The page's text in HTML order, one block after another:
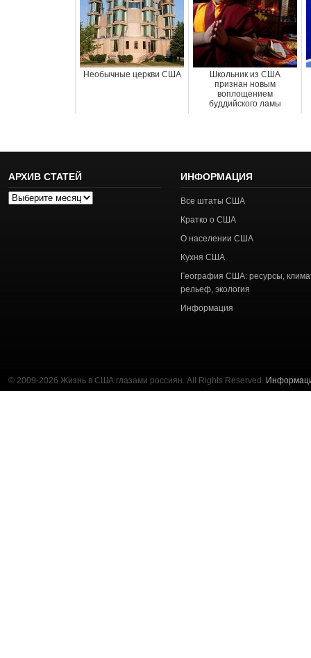
Необычные церкви США
Школьник из США
признан новым
воплощением
буддийского ламы
АРХИВ СТАТЕЙ
Архив
ИНФОРМАЦИЯ
Все штаты США
Кратко о США
О населении США
Кухня США
География США: ресурсы,
рельеф, экология
Информация
© 2009-2026 Жизнь в США глазами россиян. All Rights Reserved.